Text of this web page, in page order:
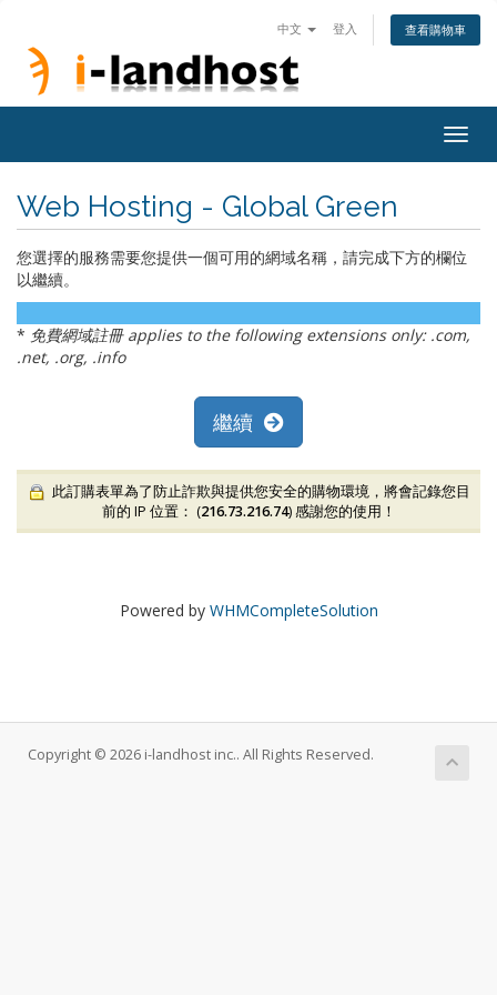
中文 登入 查看購物車
Web Hosting - Global Green
您選擇的服務需要您提供一個可用的網域名稱，請完成下方的欄位
以繼續。
* 免費網域註冊 applies to the following extensions only: .com,
.net, .org, .info
繼續
此訂購表單為了防止詐欺與提供您安全的購物環境，將會記錄您目
前的 IP 位置： (216.73.216.74) 感謝您的使用！
Powered by WHMCompleteSolution
Copyright © 2026 i-landhost inc.. All Rights Reserved.